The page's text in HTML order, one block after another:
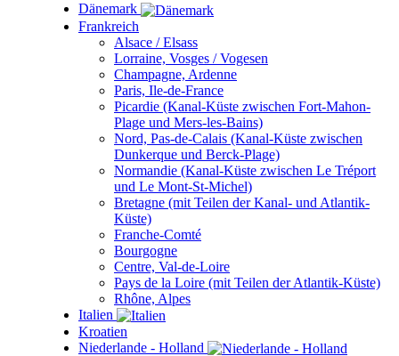
Dänemark
Frankreich
Alsace / Elsass
Lorraine, Vosges / Vogesen
Champagne, Ardenne
Paris, Ile-de-France
Picardie (Kanal-Küste zwischen Fort-Mahon-
Plage und Mers-les-Bains)
Nord, Pas-de-Calais (Kanal-Küste zwischen
Dunkerque und Berck-Plage)
Normandie (Kanal-Küste zwischen Le Tréport
und Le Mont-St-Michel)
Bretagne (mit Teilen der Kanal- und Atlantik-
Küste)
Franche-Comté
Bourgogne
Centre, Val-de-Loire
Pays de la Loire (mit Teilen der Atlantik-Küste)
Rhône, Alpes
Italien
Kroatien
Niederlande - Holland